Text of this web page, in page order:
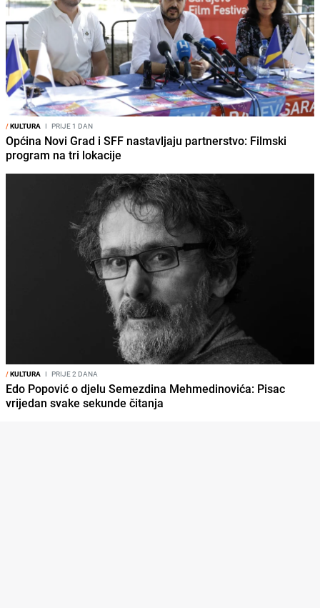
/KULTURA I PRIJE 1 DAN
Općina Novi Grad i SFF nastavljaju partnerstvo: Filmski
program na tri lokacije
/KULTURA I PRIJE 2 DANA
Edo Popović o djelu Semezdina Mehmedinovića: Pisac
vrijedan svake sekunde čitanja